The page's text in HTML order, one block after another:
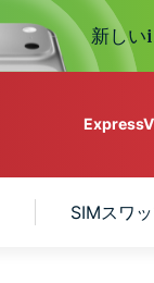
新しい
VPN protection
SIMスワ